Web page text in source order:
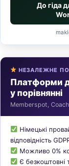
До гіда
НЕЗАЛЕЖНЕ
Платформи
у порівнянні
Memberspot,
Німецькі
відповідність
Можливо 0%
Є безкоштовні